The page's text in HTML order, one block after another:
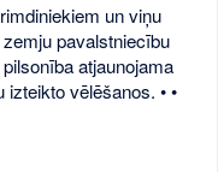
un viņu
pavalstniecību
atjaunojama
vēlēšanos. • •